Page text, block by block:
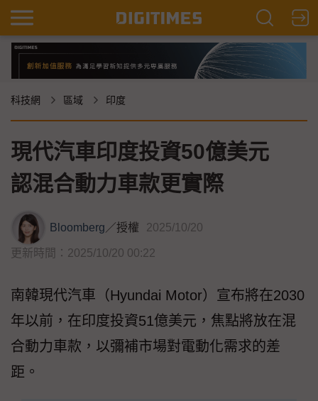
科技網 區域 印度
現代汽車印度投資50億美元
認混合動力車款更實際
Bloomberg／授權 2025/10/20
更新時間：2025/10/20 00:22
南韓現代汽車（Hyundai Motor）宣布將在2030
年以前，在印度投資51億美元，焦點將放在混
合動力車款，以彌補市場對電動化需求的差
距。